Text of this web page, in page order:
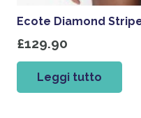
Ecote Diamond
£129.90
Leggi tutto